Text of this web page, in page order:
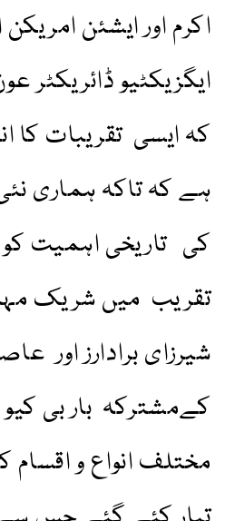
اکرم اور ایشئن
ایگزیکٹیو ڈائریکٹر
کہ ایسی تقریبات کا
کی تاریخی اہمیت
تقریب میں شریک
شیرزای برادارز اور
کےمشترکہ بار بی
مختلف انواع و اقسام